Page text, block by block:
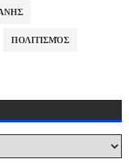
ΠΟΛΙΤΙΣΜΌΣ